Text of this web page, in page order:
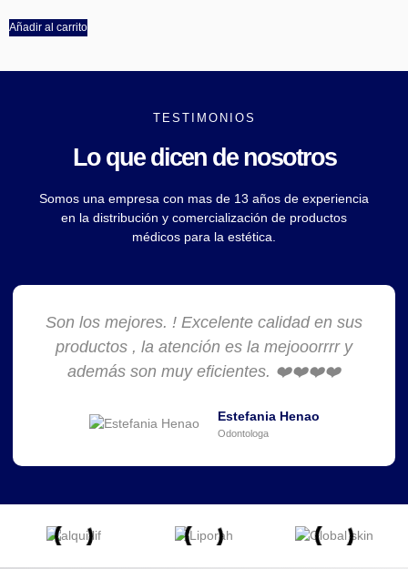
Añadir al carrito
TESTIMONIOS
Lo que dicen de nosotros
Somos una empresa con mas de 13 años de experiencia
en la distribución y comercialización de productos
médicos para la estética.
Son los mejores. ! Excelente calidad en sus
productos , la atención es la mejooorrrr y
además son muy eficientes. ❤️❤️❤️❤️
Estefania Henao
Odontologa